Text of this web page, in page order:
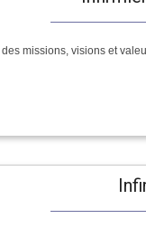
des missions, visions et